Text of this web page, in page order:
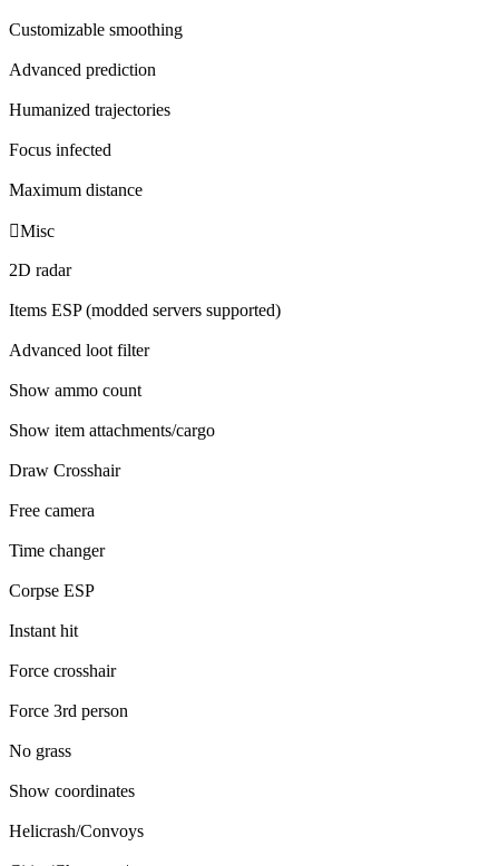
Customizable smoothing
Advanced prediction
Humanized trajectories
Focus infected
Maximum distance
Misc
2D radar
Items ESP (modded servers supported)
Advanced loot filter
Show ammo count
Show item attachments/cargo
Draw Crosshair
Free camera
Time changer
Corpse ESP
Instant hit
Force crosshair
Force 3rd person
No grass
Show coordinates
Helicrash/Convoys